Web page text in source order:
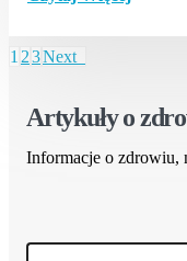
123Next
Artykuły o
Informacje o zdrowiu,